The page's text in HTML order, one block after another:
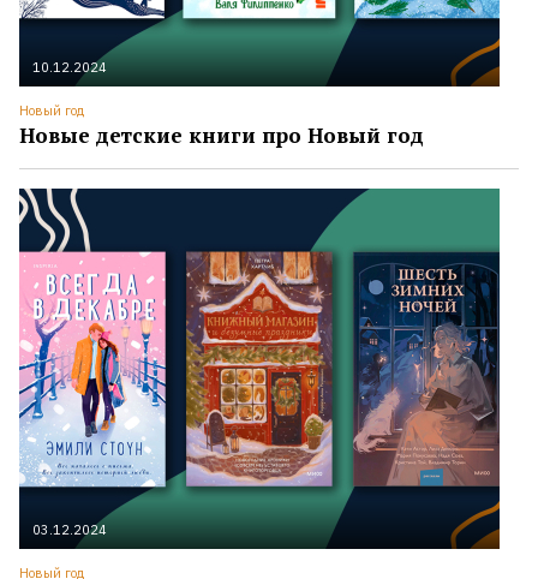
10.12.2024
Новый год
Новые детские книги про Новый год
03.12.2024
Новый год